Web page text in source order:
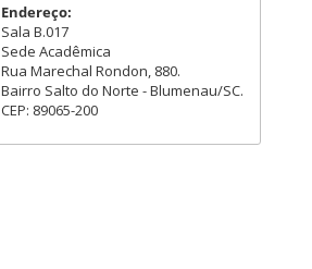
Endereço:
Sala B.017
Sede Acadêmica
Rua Marechal Rondon, 880.
Bairro Salto do Norte - Blumenau/SC.
CEP: 89065-200